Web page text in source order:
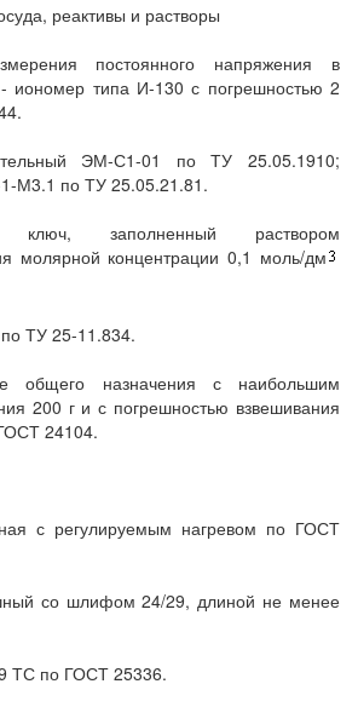
реактивы и растворы
постоянного напряжения в
иономер типа И-130 с погрешностью 2
ЭМ-С1-01 по ТУ 25.05.1910;
М3.1 по ТУ 25.05.21.81.
ключ, заполненный раствором
молярной концентрации 0,1 моль/дм
ТУ 25-11.834.
общего назначения с наибольшим
200 г и с погрешностью взвешивания
24104.
с регулируемым нагревом по ГОСТ
со шлифом 24/29, длиной не менее
ТС по ГОСТ 25336.